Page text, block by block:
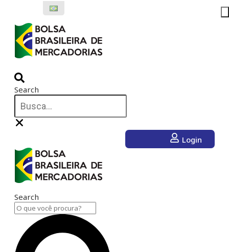
conteúdo
Search
Login
Search